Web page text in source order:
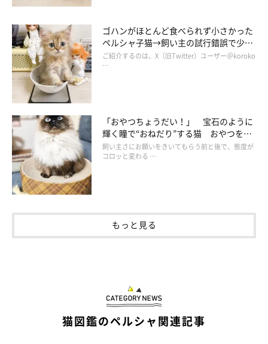
ゴハンがほとんど食べられず小さかった
ペルシャ子猫→飼い主の試行錯誤で少し
ずつ大きくなった現在の姿にうれしくな
る
ご紹介するのは、X（旧Twitter）ユーザー＠koroko
…
「おやつちょうだい！」 宝石のように
輝く瞳で“おねだり”する猫 おやつをも
らった後の豹変ぶりに3.4万人爆笑
飼い主さにお願いをきいてもらう前と後で、態度が
コロッと変わる …
もっと見る
猫図鑑のペルシャ関連記事